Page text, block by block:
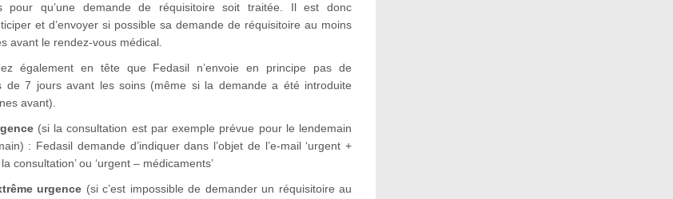
pour qu’une demande de réquisitoire soit traitée. Il est donc
et d’envoyer si possible sa demande de réquisitoire au moins
avant le rendez-vous médical.
également en tête que Fedasil n’envoie en principe pas de
de 7 jours avant les soins (même si la demande a été introduite
avant).
(si la consultation est par exemple prévue pour le lendemain
: Fedasil demande d’indiquer dans l’objet de l’e-mail ‘urgent +
consultation’ ou ‘urgent – médicaments’
urgence (si c’est impossible de demander un réquisitoire au